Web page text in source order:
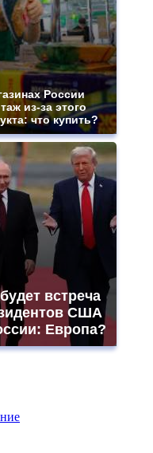
России
из-за этого
что купить?
встреча
США
Европа?